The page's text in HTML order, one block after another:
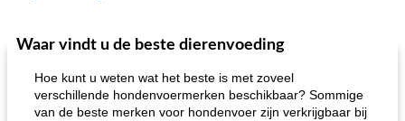
65min
Feestdagen en evenementen One Dish Meal
Waar vindt u de beste dierenvoeding
Hoe kunt u weten wat het beste is met zoveel
verschillende hondenvoermerken beschikbaar? Sommige
van de beste merken voor hondenvoer zijn verkrijgbaar bij